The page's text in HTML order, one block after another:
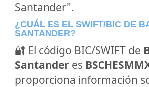
Santander".
¿CUÁL ES EL SWIFT/BIC DE
SANTANDER?
🔐 El código BIC/SWIFT de
Santander es
proporciona información